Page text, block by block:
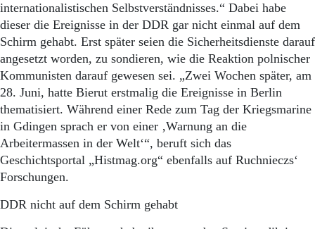
internationalistischen Selbstverständnisses.“ Dabei habe
dieser die Ereignisse in der DDR gar nicht einmal auf dem
Schirm gehabt. Erst später seien die Sicherheitsdienste darauf
angesetzt worden, zu sondieren, wie die Reaktion polnischer
Kommunisten darauf gewesen sei. „Zwei Wochen später, am
28. Juni, hatte Bierut erstmalig die Ereignisse in Berlin
thematisiert. Während einer Rede zum Tag der Kriegsmarine
in Gdingen sprach er von einer ‚Warnung an die
Arbeitermassen in der Welt‘“, beruft sich das
Geschichtsportal „Histmag.org“ ebenfalls auf Ruchnieczs‘
Forschungen.
DDR nicht auf dem Schirm gehabt